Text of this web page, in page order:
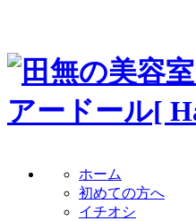
ホーム
初めての方へ
イチオシ